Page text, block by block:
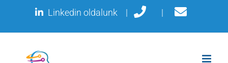
Kihagyás
Linkedin oldalunk | |